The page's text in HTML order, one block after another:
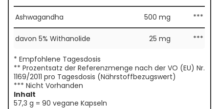
Ashwagandha 500 mg ***
davon 5% Withanolide 25 mg ***
* Empfohlene Tagesdosis
** Prozentsatz der Referenzmenge nach der VO (EU) Nr.
1169/2011 pro Tagesdosis (Nährstoffbezugswert)
*** Nicht Vorhanden
Inhalt
57,3 g = 90 vegane Kapseln